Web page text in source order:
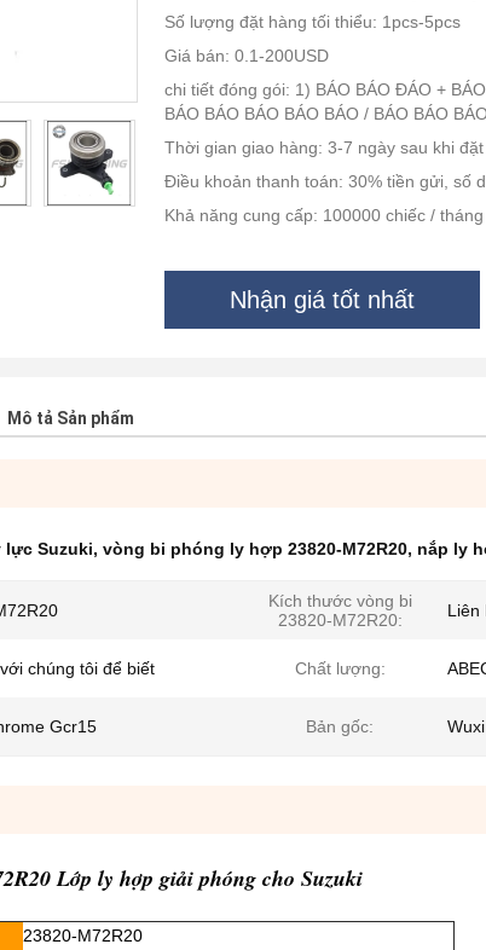
Số lượng đặt hàng tối thiểu: 1pcs-5pcs
Giá bán: 0.1-200USD
chi tiết đóng gói: 1) BÁO BÁO ĐÁO +
BÁO BÁO BÁO BÁO BÁO / BÁO BÁO
Thời gian giao hàng: 3-7 ngày sau khi
Điều khoản thanh toán: 30% tiền gửi, số
Khả năng cung cấp: 100000 chiếc / tháng
Nhận giá tốt nhất
Mô tả Sản phẩm
Suzuki, vòng bi phóng ly hợp 23820-M72R20, nắp ly
Kích thước vòng bi
23820-M72R20:
Liên
chúng tôi để biết Chất lượng:
Gcr15 Bản gốc: Wuxi
Lớp ly hợp giải phóng cho Suzuki
23820-M72R20